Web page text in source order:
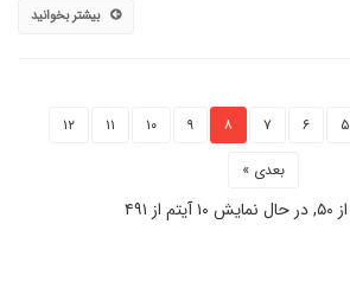
بیشتر بخوانید
۵ ۶ ۷ ۸ ۹ ۱۰ ۱۱
۱۲
بعدی »